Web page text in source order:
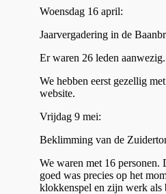
Woensdag 16 april:
Jaarvergadering in de
Er waren 26 leden
We hebben eerst gezellig
website.
Vrijdag 9 mei:
Beklimming van
We waren met 16 personen.
goed was precies op het
klokkenspel en zijn werk als